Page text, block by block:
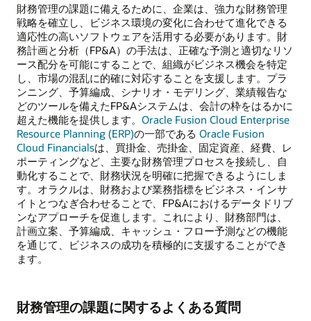
財務管理の課題に備えるために、企業は、強力な財務管理
戦略を確立し、ビジネス環境の変化に合わせて進化できる
適応性の高いソフトウェアを活用する必要があります。財
務計画と分析（FP&A）の手法は、正確な予測と適切なリソ
ース配分を可能にすることで、組織がビジネス機会を特定
し、市場の混乱に的確に対応することを支援します。プラ
ンニング、予算編成、シナリオ・モデリング、業績報告な
どのツールを備えたFP&Aシステムは、会計の枠をはるかに
超えた機能を提供します。 Oracle Fusion Cloud Enterprise
Resource Planning (ERP)の一部である Oracle Fusion
Cloud Financialsは、買掛金、売掛金、固定資産、経費、レ
ポーティングなど、主要な財務管理プロセスを接続し、自
動化することで、財務状況を明確に把握できるようにしま
す。オラクルは、財務および業務指標をビジネス・インサ
イトとつなぎ合わせることで、FP&Aにおけるデータドリブ
ンなアプローチを促進します。これにより、財務部門は、
計画立案、予算編成、キャッシュ・フロー予測などの機能
を通じて、ビジネスの成功を積極的に支援することができ
ます。
財務管理の課題に関するよくある質問